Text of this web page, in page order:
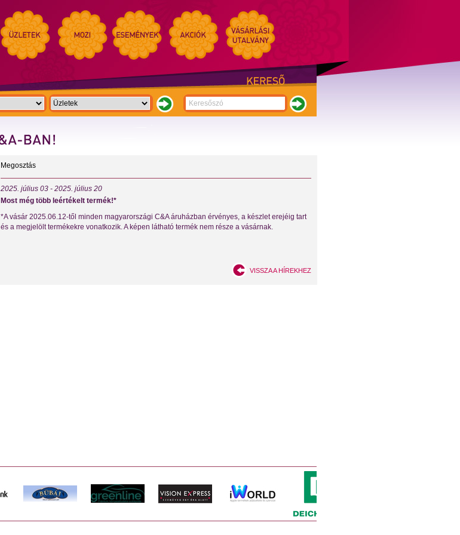
Megosztás
2025. július 03 - 2025. július 20
Most még több leértékelt termék!*
*A vásár 2025.06.12-től minden magyarországi C&A áruházban érvényes, a készlet erejéig tart
és a megjelölt termékekre vonatkozik. A képen látható termék nem része a vásárnak.
VISSZA A HÍREKHEZ